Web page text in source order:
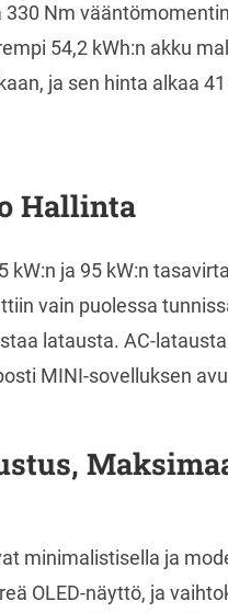
330 Nm
54,2 kWh:n akku
ja sen hinta alkaa
Hallinta
ja 95 kW:n
vain puolessa
latausta. AC-
MINI-sovelluksen
minimalistisella ja
OLED-näyttö, ja